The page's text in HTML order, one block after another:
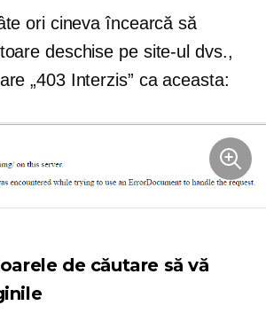
ori cineva încearcă să
deschise pe site-ul dvs.,
„403 Interzis” ca aceasta:
de căutare să vă